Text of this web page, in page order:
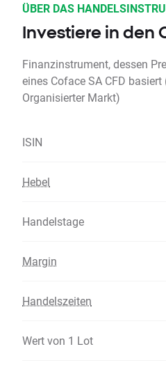
ÜBER DAS
Investiere in den
Finanzinstrument, dessen
eines Coface SA CFD
Organisierter Markt)
ISIN
Hebel
Handelstage
Margin
Handelszeiten
Wert von 1 Lot